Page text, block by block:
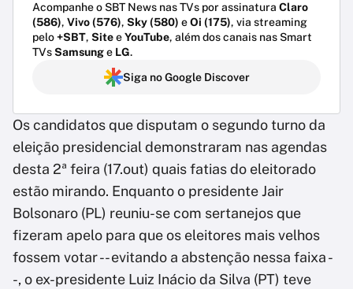
Acompanhe o SBT News nas TVs por assinatura Claro
(586), Vivo (576), Sky (580) eOi (175), via streaming
pelo+SBT, SiteeYouTube, além dos canais nas Smart
TVsSamsunge LG.
Siga no Google Discover
Os candidatos que disputam o segundo turno da
eleição presidencial demonstraram nas agendas
desta 2ª feira (17.out) quais fatias do eleitorado
estão mirando. Enquanto o presidente Jair
Bolsonaro (PL) reuniu-se com sertanejos que
fizeram apelo para que os eleitores mais velhos
fossem votar -- evitando a abstenção nessa faixa -
-, o ex-presidente Luiz Inácio da Silva (PT) teve